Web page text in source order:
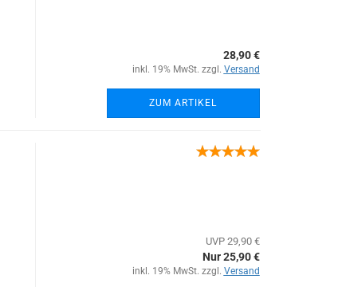
28,90 €
inkl. 19% MwSt. zzgl. Versand
ZUM ARTIKEL
UVP 29,90 €
Nur 25,90 €
inkl. 19% MwSt. zzgl. Versand